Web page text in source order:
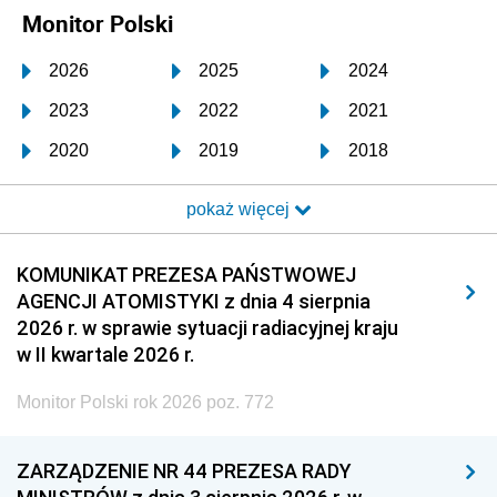
Monitor Polski
2026 2025 2024
2023 2022 2021
2020 2019 2018
2017 2016 2015
2014 2013 2012
2011 2010 2009
2008 2007 2006
2005
1996 1995 1994
pokaż więcej
KOMUNIKAT PREZESA PAŃSTWOWEJ
AGENCJI ATOMISTYKI z dnia 4 sierpnia
2026 r. w sprawie sytuacji radiacyjnej kraju
w II kwartale 2026 r.
Monitor Polski rok 2026 poz. 772
ZARZĄDZENIE NR 44 PREZESA RADY